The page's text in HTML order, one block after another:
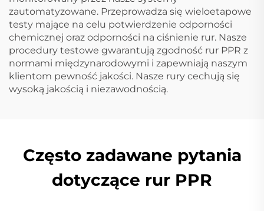
zautomatyzowane. Przeprowadza się wieloetapowe
testy mające na celu potwierdzenie odporności
chemicznej oraz odporności na ciśnienie rur. Nasze
procedury testowe gwarantują zgodność rur PPR z
normami międzynarodowymi i zapewniają naszym
klientom pewność jakości. Nasze rury cechują się
wysoką jakością i niezawodnością.
Często zadawane pytania
dotyczące rur PPR